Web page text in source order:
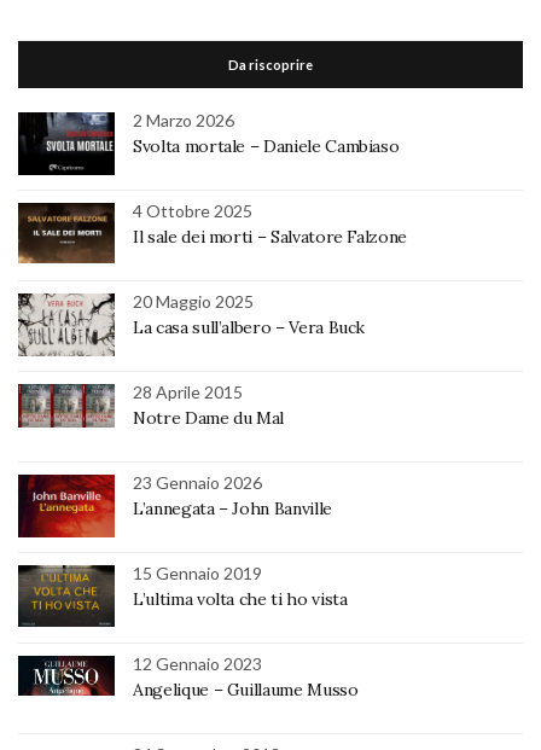
Da riscoprire
2 Marzo 2026
Svolta mortale – Daniele Cambiaso
4 Ottobre 2025
Il sale dei morti – Salvatore Falzone
20 Maggio 2025
La casa sull’albero – Vera Buck
28 Aprile 2015
Notre Dame du Mal
23 Gennaio 2026
L’annegata – John Banville
15 Gennaio 2019
L’ultima volta che ti ho vista
12 Gennaio 2023
Angelique – Guillaume Musso